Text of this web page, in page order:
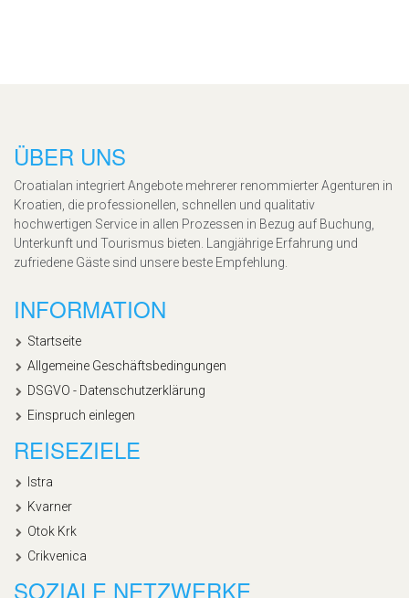
ÜBER UNS
Croatialan integriert Angebote mehrerer renommierter Agenturen in
Kroatien, die professionellen, schnellen und qualitativ
hochwertigen Service in allen Prozessen in Bezug auf Buchung,
Unterkunft und Tourismus bieten. Langjährige Erfahrung und
zufriedene Gäste sind unsere beste Empfehlung.
INFORMATION
Startseite
Allgemeine Geschäftsbedingungen
DSGVO - Datenschutzerklärung
Einspruch einlegen
REISEZIELE
Istra
Kvarner
Otok Krk
Crikvenica
SOZIALE NETZWERKE